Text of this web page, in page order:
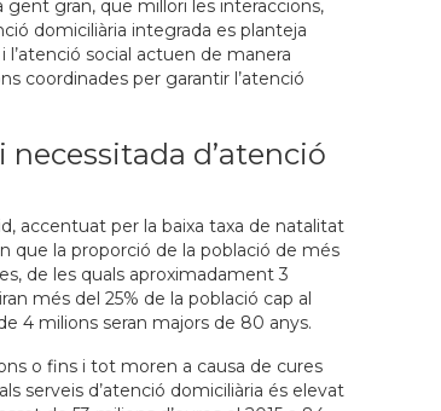
gent gran, que millori les interaccions,
domiciliària integrada es planteja
social actuen de manera
coordinades per garantir l’atenció
d’atenció
accentuat per la baixa taxa de natalitat
que la proporció de la població de més
de les quals aproximadament 3
més del 25% de la població cap al
4 milions seran majors de 80 anys.
o fins i tot moren a causa de cures
serveis d’atenció domiciliària és elevat